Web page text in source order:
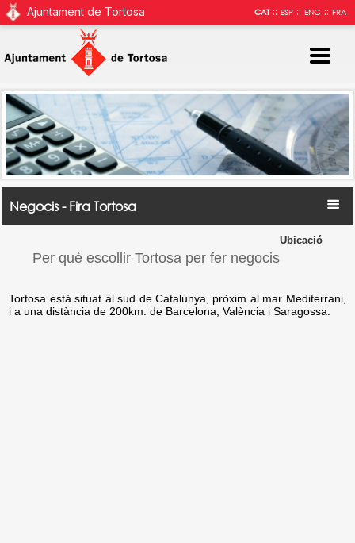
Ajuntament de Tortosa CAT::ESP ::ENG ::FRA
Negocis - Fira Tortosa
Per què escollir Tortosa per fer negocis
Ubicació
Tortosa està situat al sud de Catalunya, pròxim al mar Mediterrani,
i a una distància de 200km. de Barcelona, València i Saragossa.